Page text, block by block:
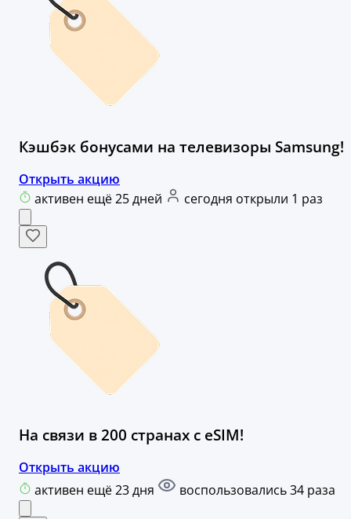
Кэшбэк бонусами на телевизоры Samsung!
Открыть акцию
активен ещё 25 дней
сегодня открыли 1 раз
На связи в 200 странах с eSIM!
Открыть акцию
активен ещё 23 дня
воспользовались 34 раза